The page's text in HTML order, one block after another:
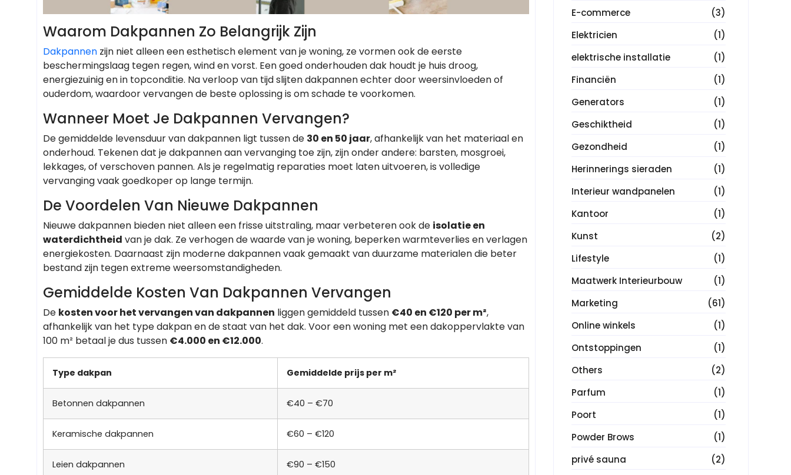
Waarom Dakpannen Zo Belangrijk Zijn
Dakpannen zijn niet alleen een esthetisch element van je woning, ze vormen ook de eerste
beschermingslaag tegen regen, wind en vorst. Een goed onderhouden dak houdt je huis droog,
energiezuinig en in topconditie. Na verloop van tijd slijten dakpannen echter door weersinvloeden of
ouderdom, waardoor vervangen de beste oplossing is om schade te voorkomen.
Wanneer Moet Je Dakpannen Vervangen?
De gemiddelde levensduur van dakpannen ligt tussen de 30 en 50 jaar, afhankelijk van het materiaal en
onderhoud. Tekenen dat je dakpannen aan vervanging toe zijn, zijn onder andere: barsten, mosgroei,
lekkages, of verschoven pannen. Als je regelmatig reparaties moet laten uitvoeren, is volledige
vervanging vaak goedkoper op lange termijn.
De Voordelen Van Nieuwe Dakpannen
Nieuwe dakpannen bieden niet alleen een frisse uitstraling, maar verbeteren ook de isolatie en
waterdichtheid van je dak. Ze verhogen de waarde van je woning, beperken warmteverlies en verlagen
energiekosten. Daarnaast zijn moderne dakpannen vaak gemaakt van duurzame materialen die beter
bestand zijn tegen extreme weersomstandigheden.
Gemiddelde Kosten Van Dakpannen Vervangen
De kosten voor het vervangen van dakpannen liggen gemiddeld tussen €40 en €120 per m²,
afhankelijk van het type dakpan en de staat van het dak. Voor een woning met een dakoppervlakte van
100 m² betaal je dus tussen €4.000 en €12.000.
Type dakpan Gemiddelde prijs per m²
Betonnen dakpannen €40 – €70
Keramische dakpannen €60 – €120
Leien dakpannen €90 – €150
E-commerce
(3)
Elektricien
(1)
elektrische installatie
(1)
Financiën
(1)
Generators
(1)
Geschiktheid
(1)
Gezondheid
(1)
Herinnerings sieraden
(1)
Interieur wandpanelen
(1)
Kantoor
(1)
Kunst
(2)
Lifestyle
(1)
Maatwerk Interieurbouw
(1)
Marketing
(61)
Online winkels
(1)
Ontstoppingen
(1)
Others
(2)
Parfum
(1)
Poort
(1)
Powder Brows
(1)
privé sauna
(2)